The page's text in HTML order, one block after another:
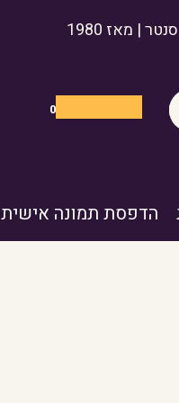
| מאז 1980
0
הדפסת תמונה אישית